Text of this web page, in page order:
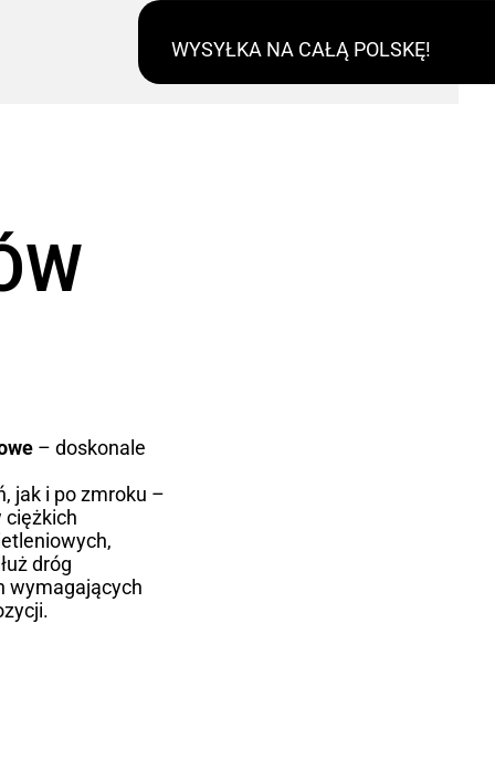
WYSYŁKA NA CAŁĄ POLSKĘ!
– doskonale
jak i po zmroku –
ciężkich
dróg
wymagających